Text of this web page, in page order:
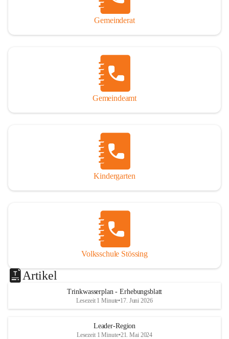
Gemeinderat
Gemeindeamt
Kindergarten
Volksschule Stössing
Artikel
Trinkwasserplan - Erhebungsblatt
Lesezeit 1 Minute•17. Juni 2026
Leader-Region
Lesezeit 1 Minute•21. Mai 2024